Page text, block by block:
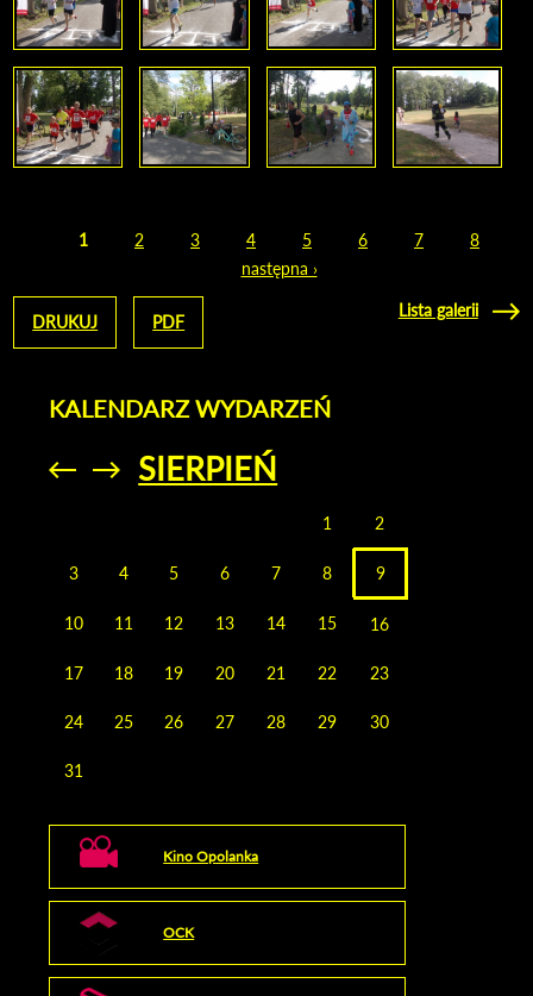
1 2 3 4 5 6 7
8
następna ›
DRUKUJ PDF
Lista galerii
KALENDARZ WYDARZEŃ
Przejdź do
poprzedniego
Przejdź do
poprzedniego
SIERPIEŃ
1 2
3 4 5 6 7 8 9
10 11 12 13 14 15 16
17 18 19 20 21 22 23
24 25 26 27 28 29 30
31
Kino Opolanka
OCK